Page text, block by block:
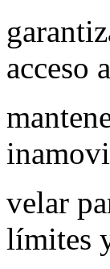
acceso
velar
límites